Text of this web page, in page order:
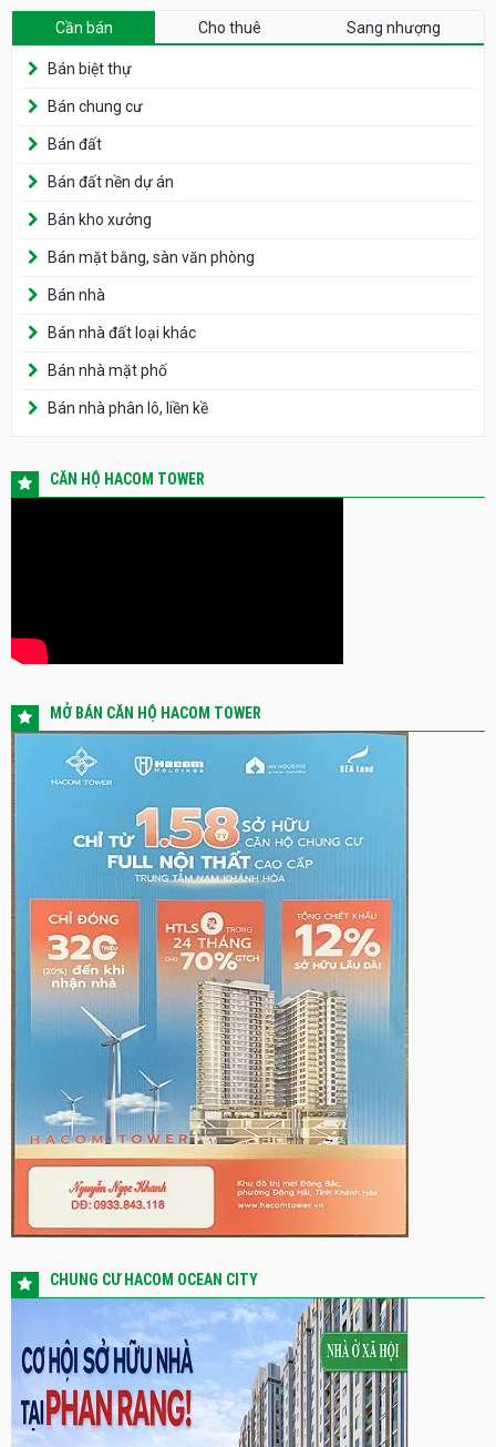
Cần bán Cho thuê Sang nhượng
Bán biệt thự
Bán chung cư
Bán đất
Bán đất nền dự án
Bán kho xưởng
Bán mặt bằng, sàn văn phòng
Bán nhà
Bán nhà đất loại khác
Bán nhà mặt phố
Bán nhà phân lô, liền kề
CĂN HỘ HACOM TOWER
MỞ BÁN CĂN HỘ HACOM TOWER
CHUNG CƯ HACOM OCEAN CITY